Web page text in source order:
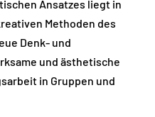
Ansatzes liegt in
Methoden des
Denk- und
und ästhetische
in Gruppen und